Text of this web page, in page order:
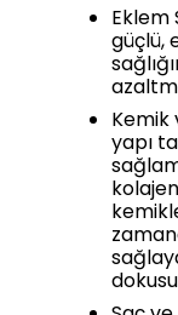
Eklem
güçlü,
Kemik
yapı